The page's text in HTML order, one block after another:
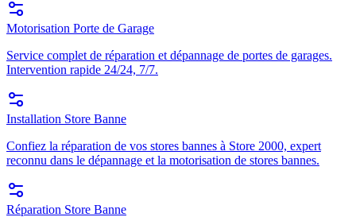
Motorisation Porte de Garage
Service complet de réparation et dépannage de portes de garages.
Intervention rapide 24/24, 7/7.
Installation Store Banne
Confiez la réparation de vos stores bannes à Store 2000, expert
reconnu dans le dépannage et la motorisation de stores bannes.
Réparation Store Banne